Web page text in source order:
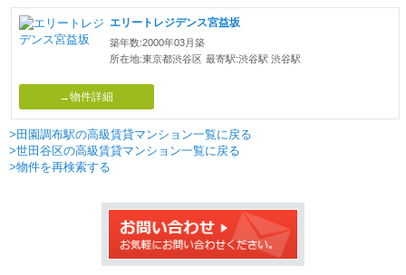
エリートレジデンス宮益坂
築年数:2000年03月築
所在地:東京都渋谷区 最寄駅:渋谷駅 渋谷駅
→物件詳細
>田園調布駅の高級賃貸マンション一覧に戻る
>世田谷区の高級賃貸マンション一覧に戻る
>物件を再検索する